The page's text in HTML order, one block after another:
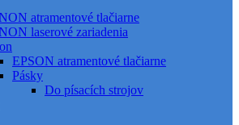
atramentové tlačiarne
laserové zariadenia
EPSON atramentové tlačiarne
Pásky
Do písacích strojov